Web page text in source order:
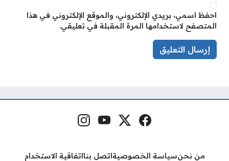
احفظ اسمي، بريدي الإلكتروني، والموقع الإلكتروني في هذا
المتصفح لاستخدامها المرة المقبلة في تعليقي.
مواقع التواصل فيسبوكمنصة إكس
يوتيوبإنستغرام
من نحنسياسة الخصوصيةاتصل بنااتفاقية الاستخدام